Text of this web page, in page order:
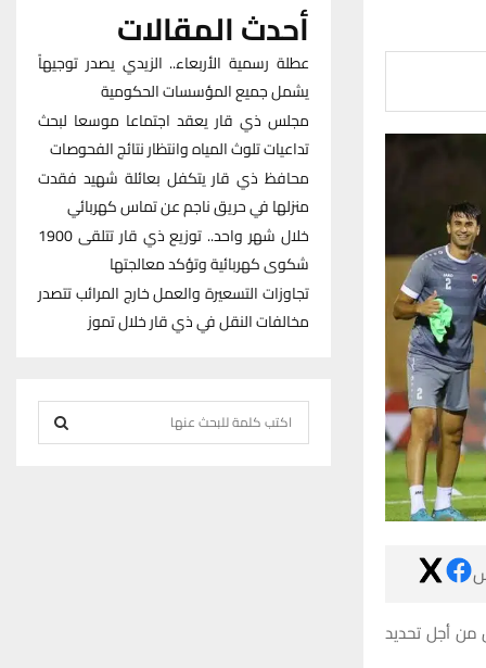
من أجل تحديد
أحدث المقالات
عطلة رسمية الأربعاء.. الزيدي يصدر توجيهاً
يشمل جميع المؤسسات الحكومية
مجلس ذي قار يعقد اجتماعا موسعا لبحث
تداعيات تلوث المياه وانتظار نتائج الفحوصات
محافظ ذي قار يتكفل بعائلة شهيد فقدت
منزلها في حريق ناجم عن تماس كهربائي
خلال شهر واحد.. توزيع ذي قار تتلقى 1900
شكوى كهربائية وتؤكد معالجتها
تجاوزات التسعيرة والعمل خارج المرائب تتصدر
مخالفات النقل في ذي قار خلال تموز
e